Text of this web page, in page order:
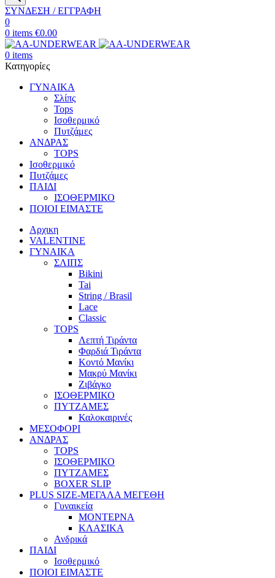
ΣΥΝΔΕΣΗ / ΕΓΓΡΑΦΗ
0
0 items €0.00
0 items
Κατηγορίες
ΓΥΝΑΙΚΑ
Σλίπς
Tops
Ισοθερμικό
Πυτζάμες
ΑΝΔΡΑΣ
TOPS
Ισοθερμικό
Πυτζάμες
ΠΑΙΔΙ
ΙΣΟΘΕΡΜΙΚΟ
ΠΟΙΟΙ ΕΙΜΑΣΤΕ
Αρχικη
VALENTINE
ΓΥΝΑΙΚΑ
ΣΛΙΠΣ
Bikini
Tai
String / Brasil
Lace
Classic
TOPS
Λεπτή Τιράντα
Φαρδιά Τιράντα
Κοντό Μανίκι
Μακρύ Μανίκι
Ζιβάγκο
ΙΣΟΘΕΡΜΙΚΟ
ΠΥΤΖΑΜΕΣ
Καλοκαιρινές
ΜΕΣΟΦΟΡΙ
ΑΝΔΡΑΣ
TOPS
ΙΣΟΘΕΡΜΙΚΟ
ΠΥΤΖΑΜΕΣ
BOXER SLIP
PLUS SIZE-ΜΕΓΑΛΑ ΜΕΓΕΘΗ
Γυναικεία
ΜΟΝΤΕΡΝΑ
ΚΛΑΣΙΚΑ
Ανδρικά
ΠΑΙΔΙ
Ισοθερμικό
ΠΟΙΟΙ ΕΙΜΑΣΤΕ